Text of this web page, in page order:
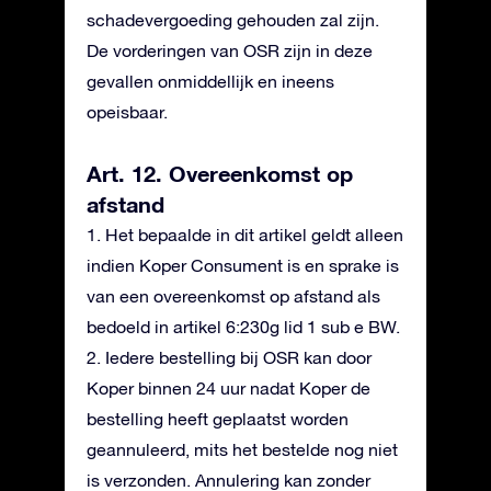
schadevergoeding gehouden zal zijn.
De vorderingen van OSR zijn in deze
gevallen onmiddellijk en ineens
opeisbaar.
Art. 12. Overeenkomst op
afstand
1. Het bepaalde in dit artikel geldt alleen
indien Koper Consument is en sprake is
van een overeenkomst op afstand als
bedoeld in artikel 6:230g lid 1 sub e BW.
2. Iedere bestelling bij OSR kan door
Koper binnen 24 uur nadat Koper de
bestelling heeft geplaatst worden
geannuleerd, mits het bestelde nog niet
is verzonden. Annulering kan zonder